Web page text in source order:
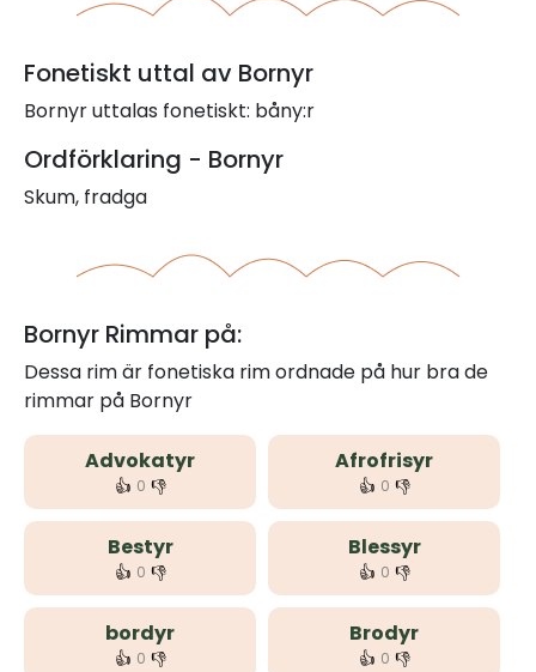
Fonetiskt uttal av Bornyr
Bornyr uttalas fonetiskt: båny:r
Ordförklaring - Bornyr
Skum, fradga
Bornyr Rimmar på:
Dessa rim är fonetiska rim ordnade på hur bra de
rimmar på Bornyr
Advokatyr
👍 0 👎
Afrofrisyr
👍 0 👎
Bestyr
👍 0 👎
Blessyr
👍 0 👎
bordyr
👍 0 👎
Brodyr
👍 0 👎